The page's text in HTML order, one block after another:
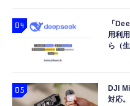
「
用利
ら（
DJI
対応